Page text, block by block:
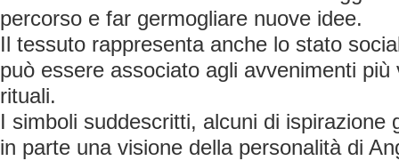
percorso e far germogliare nuove idee.
Il tessuto rappresenta anche lo stato
può essere associato agli avvenimenti
rituali.
I simboli suddescritti, alcuni di ispirazione
in parte una visione della personalità di